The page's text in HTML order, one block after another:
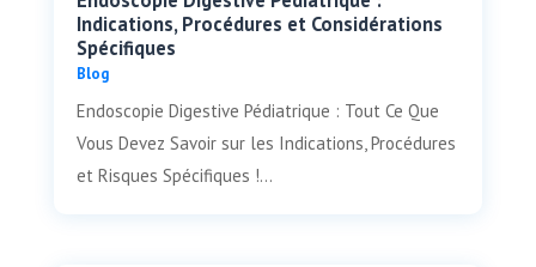
Indications, Procédures et Considérations
Spécifiques
Blog
Endoscopie Digestive Pédiatrique : Tout Ce Que
Vous Devez Savoir sur les Indications, Procédures
et Risques Spécifiques !...